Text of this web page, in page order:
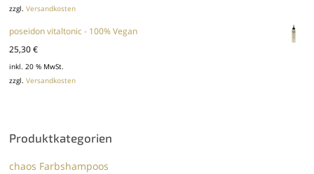
zzgl.Versandkosten
poseidon vitaltonic - 100% Vegan
25,30€
inkl. 20 % MwSt.
zzgl.Versandkosten
Produktkategorien
chaos Farbshampoos